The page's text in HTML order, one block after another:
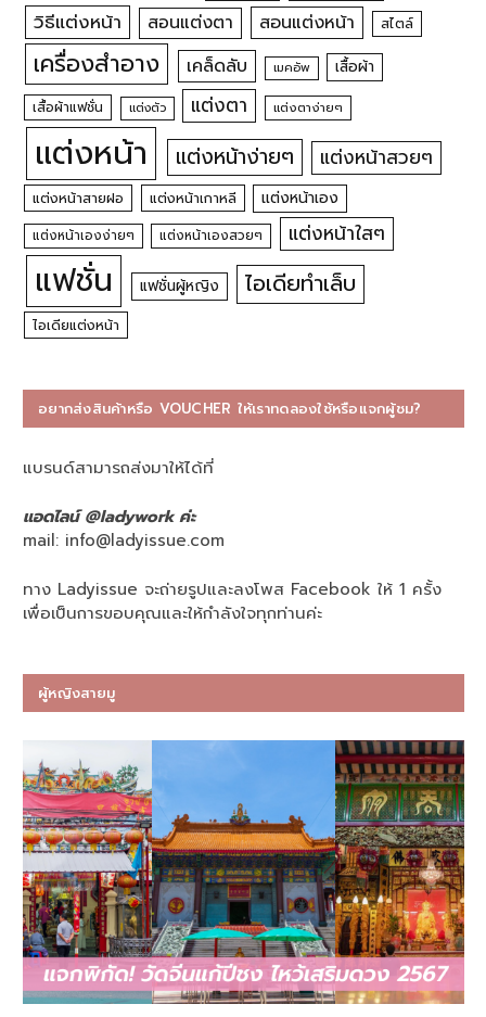
วิธีแต่งหน้า สอนแต่งตา สอนแต่งหน้า สไตล์
เครื่องสำอาง เคล็ดลับ เมคอัพ เสื้อผ้า
เสื้อผ้าแฟชั่น แต่งตัว แต่งตา แต่งตาง่ายๆ
แต่งหน้า แต่งหน้าง่ายๆ แต่งหน้าสวยๆ
แต่งหน้าสายฝอ แต่งหน้าเกาหลี แต่งหน้าเอง
แต่งหน้าเองง่ายๆ แต่งหน้าเองสวยๆ แต่งหน้าใสๆ
แฟชั่น แฟชั่นผู้หญิง ไอเดียทำเล็บ
ไอเดียแต่งหน้า
อยากส่งสินค้าหรือ VOUCHER ให้เราทดลองใช้หรือแจกผู้ชม?
แบรนด์สามารถส่งมาให้ได้ที่
แอดไลน์ @ladywork ค่ะ
mail: info@ladyissue.com
ทาง Ladyissue จะถ่ายรูปและลงโพส Facebook ให้ 1 ครั้ง
เพื่อเป็นการขอบคุณและให้กำลังใจทุกท่านค่ะ
ผู้หญิงสายมู